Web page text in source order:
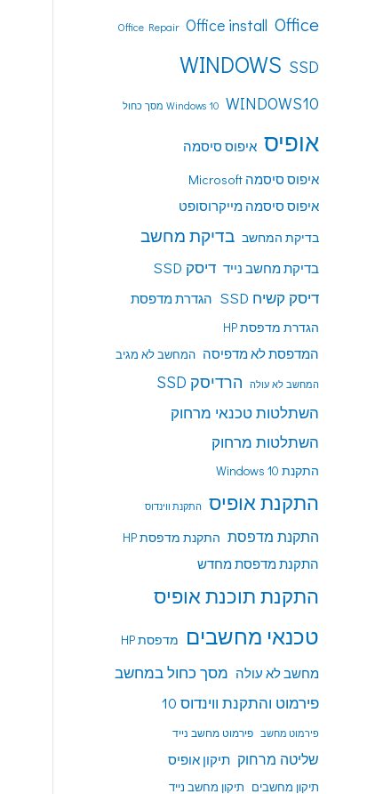
Office
Office install
Office Repair
SSD
WINDOWS
WINDOWS10 Windows 10 מסך כחול
אופיס איפוס סיסמה
איפוס סיסמה Microsoft
איפוס סיסמה מייקרוסופט
בדיקת המחשב בדיקת מחשב
בדיקת מחשב נייד דיסק SSD
דיסק קשיח SSD
הגדרת מדפסת
הגדרת מדפסת HP
המדפסת לא מדפיסה המחשב לא מגיב
המחשב לא עולה הרדיסק SSD
השתלטות טכנאי מרחוק
השתלטות מרחוק
התקנת Windows 10
התקנת אופיס התקנת ווינדוס
התקנת מדפסת התקנת מדפסת HP
התקנת מדפסת מחדש
התקנת תוכנת אופיס
טכנאי מחשבים מדפסת HP
מחשב לא עולה מסך כחול במחשב
פירמוט והתקנת ווינדוס 10
פירמוט מחשב פירמוט מחשב נייד
שליטה מרחוק תיקון אופיס
תיקון מחשבים תיקון מחשב נייד